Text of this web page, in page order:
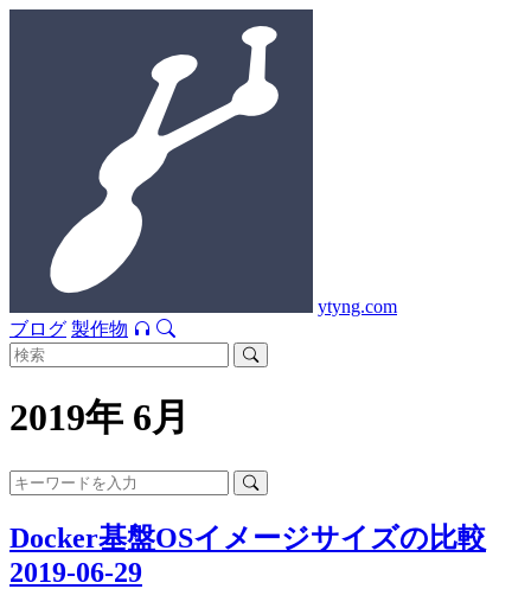
ytyng.com
ブログ 製作物
2019年 6月
Docker基盤OSイメージサイズの比較
2019-06-29